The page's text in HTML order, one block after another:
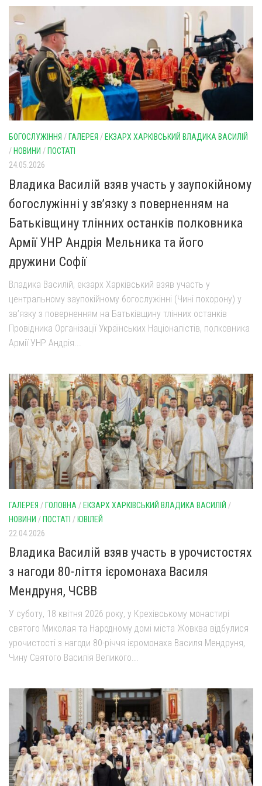
Св. Йосифа ОПДМ
Монастир сестер милосердя Св. Вінкентія. Дім Милосердя
Монастир Успення Пресвятої Богородиці Сестер Чину
Святого Василія Великого
Комісії
Катехитична комісія
Комісія у справах молоді
Комісія у справах родини
Комісія з питань душпастирства охорони здоров’я
Квіти Слобожанщини
Полтавщина
Сумщина
Оголошення
Трансляції
БОГОСЛУЖІННЯ / ГАЛЕРЕЯ / ЕКЗАРХ ХАРКІВСЬКИЙ ВЛАДИКА ВАСИЛІЙ
/ НОВИНИ / ПОСТАТІ
24.05.2026
Владика Василій взяв участь у заупокійному
богослужінні у зв’язку з поверненням на
Батьківщину тлінних останків полковника
Армії УНР Андрія Мельника та його
дружини Софії
Владика Василій, екзарх Харківський взяв участь у
центральному заупокійному богослужінні (Чині похорону) у
зв’язку з поверненням на Батьківщину тлінних останків
Провідника Організації Українських Націоналістів, полковника
Армії УНР Андрія...
ГАЛЕРЕЯ /ГОЛОВНА /ЕКЗАРХ ХАРКІВСЬКИЙ ВЛАДИКА ВАСИЛІЙ /
НОВИНИ /ПОСТАТІ /ЮВІЛЕЙ
22.04.2026
Владика Василій взяв участь в урочистостях
з нагоди 80-ліття ієромонаха Василя
Мендруня, ЧСВВ
У суботу, 18 квітня 2026 року, у Крехівському монастирі
святого Миколая та Народному домі міста Жовква відбулися
урочистості з нагоди 80-річчя ієромонаха Василя Мендруня,
Чину Святого Василія Великого...